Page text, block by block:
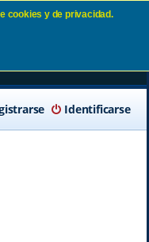
Identificarse
cookies y de privacidad.